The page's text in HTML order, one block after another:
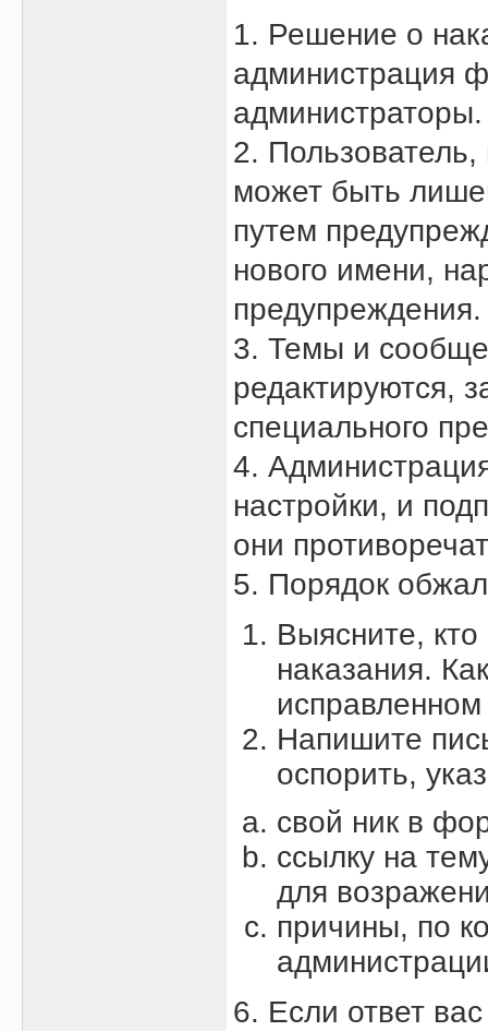
1. Решение о
администрация
администраторы.
2.
может быть
путем
нового имени,
предупреждения.
3. Темы и
редактируются,
специального
4.
настройки, и
они
5. Порядок
Выясните,
наказания.
Напишите
оспорить,
свой ник в
ссылку на
для
причины, по
6. Если ответ